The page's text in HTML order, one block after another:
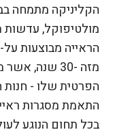
הקליניקה מתמחה
מולטיפוקל, עדשות
הראייה מבוצעות
מזה -30
הפרטית שלו -
התאמת מסגרות
בכל תחום הנוגע